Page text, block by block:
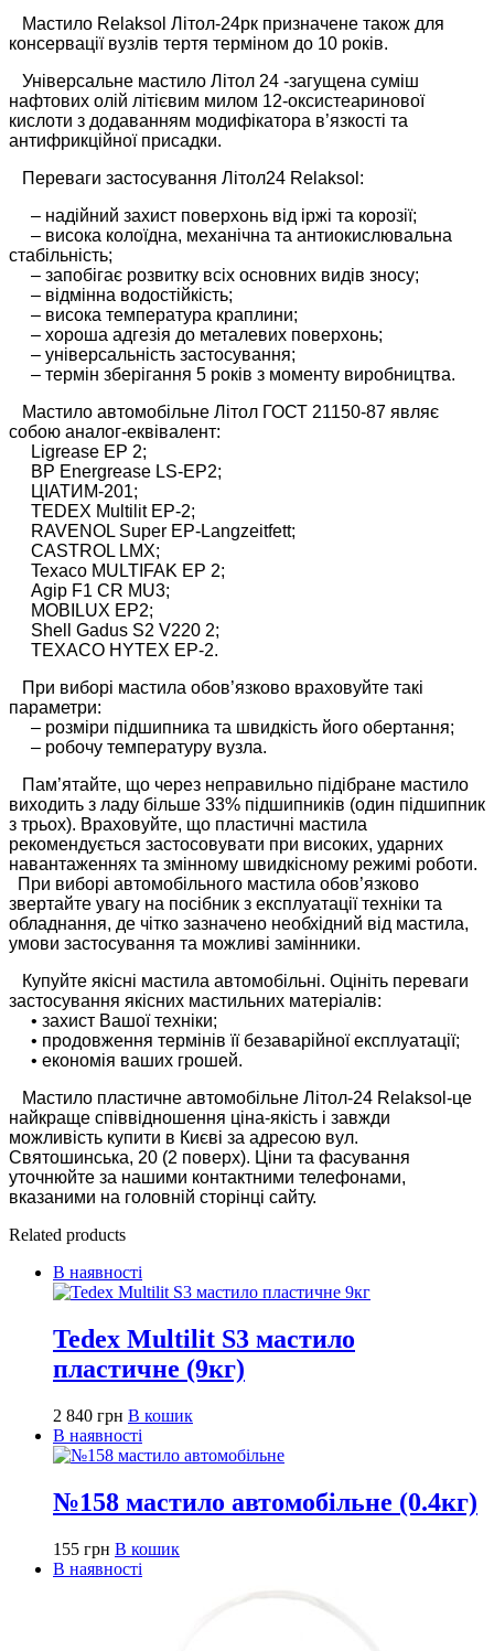
Мастило Relaksol Літол-24рк призначене також для
консервації вузлів тертя терміном до 10 років.
Універсальне мастило Літол 24 -загущена суміш
нафтових олій літієвим милом 12-оксистеаринової
кислоти з додаванням модифікатора в’язкості та
антифрикційної присадки.
Переваги застосування Літол24 Relaksol:
– надійний захист поверхонь від іржі та корозії;
– висока колоїдна, механічна та антиокислювальна
стабільність;
– запобігає розвитку всіх основних видів зносу;
– відмінна водостійкість;
– висока температура краплини;
– хороша адгезія до металевих поверхонь;
– універсальність застосування;
– термін зберігання 5 років з моменту виробництва.
Мастило автомобільне Літол ГОСТ 21150-87 являє
собою аналог-еквівалент:
Ligrease EP 2;
BP Energrease LS-EP2;
ЦІАТИМ-201;
TEDEX Multilit EP-2;
RAVENOL Super EP-Langzeitfett;
CASTROL LMX;
Texaco MULTIFAK EP 2;
Agip F1 CR MU3;
MOBILUX EP2;
Shell Gadus S2 V220 2;
TEXACO HYTEX EP-2.
При виборі мастила обов’язково враховуйте такі
параметри:
– розміри підшипника та швидкість його обертання;
– робочу температуру вузла.
Пам’ятайте, що через неправильно підібране мастило
виходить з ладу більше 33% підшипників (один підшипник
з трьох). Враховуйте, що пластичні мастила
рекомендується застосовувати при високих, ударних
навантаженнях та змінному швидкісному режимі роботи.
​ При виборі автомобільного мастила обов’язково
звертайте увагу на посібник з експлуатації техніки та
обладнання, де чітко зазначено необхідний від мастила,
умови застосування та можливі замінники.
Купуйте якісні мастила автомобільні. Оцініть переваги
застосування якісних мастильних матеріалів:
• захист Вашої техніки;
• продовження термінів її безаварійної експлуатації;
• економія ваших грошей.
Мастило пластичне автомобільне Літол-24 Relaksol-це
найкраще співвідношення ціна-якість і завжди
можливість купити в Києві за адресою вул.
Святошинська, 20 (2 поверх). Ціни та фасування
уточнюйте за нашими контактними телефонами,
вказаними на головній сторінці сайту.
Related products
В наявності
Tedex Multilit S3 мастило
пластичне (9кг)
2 840 грн В кошик
В наявності
№158 мастило автомобільне (0.4кг)
155 грн В кошик
В наявності